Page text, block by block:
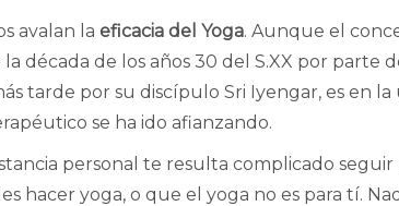
avalan la eficacia del Yoga. Aunque el
década de los años 30 del S.XX por parte
tarde por su discípulo Sri Iyengar, es en
se ha ido afianzando.
personal te resulta complicado
hacer yoga, o que el yoga no es para tí.